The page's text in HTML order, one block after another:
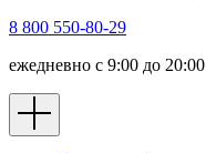
8 800 550-80-29
ежедневно с 9:00 до 20:00